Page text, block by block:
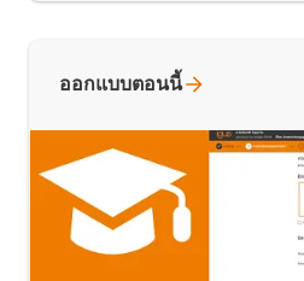
ออกแบบตอนนี้